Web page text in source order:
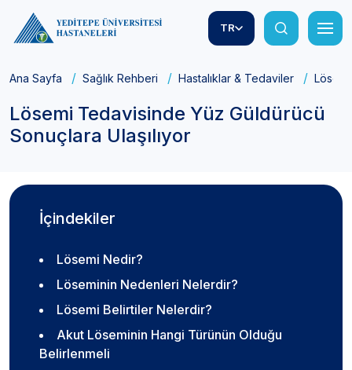
TR
Ana Sayfa Sağlık Rehberi Hastalıklar & Tedaviler
Lösemi Tedavisinde Yüz Güldürücü
Sonuçlara Ulaşılıyor
İçindekiler
Lösemi Nedir?
Löseminin Nedenleri Nelerdir?
Lösemi Belirtiler Nelerdir?
Akut Löseminin Hangi Türünün Olduğu
Belirlenmeli